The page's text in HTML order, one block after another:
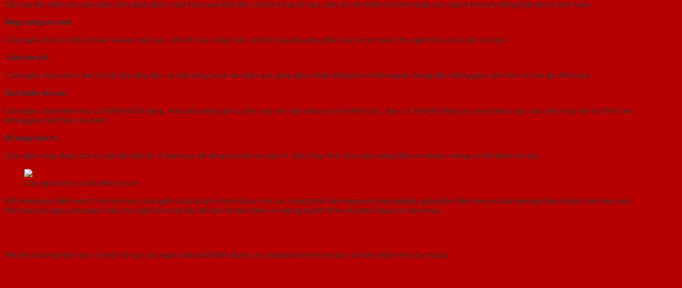
Cấu tạo đặc biệt của cửa ngăn cháy giúp ngăn chặn hiệu quả khói độc và khí nóng lọt qua, bảo vệ sức khỏe và tính mạng con người trong trường hợp xảy ra hỏa hoạn.
Tăng cường an ninh
Cửa ngăn cháy có độ an toàn và bảo mật cao, với kết cấu vững chắc, khó bị cạy phá, góp phần bảo vệ an toàn cho ngôi nhà và tài sản của bạn.
Cách âm tốt
Cửa ngăn cháy được làm từ vật liệu dày dặn, có khả năng cách âm hiệu quả, giúp giảm thiểu tiếng ồn từ bên ngoài, mang đến không gian yên tĩnh và cho gia đình bạn.
Tính thẩm mỹ cao
Cửa ngăn cháy hiện nay có thiết kế đa dạng, mẫu mã phong phú, phù hợp với mọi phong cách kiến trúc. Bạn có thể dễ dàng lựa chọn được loại cửa phù hợp với sở thích và
không gian nội thất của mình.
Dễ dàng bảo trì
Cửa ngăn cháy được làm từ vật liệu bền bỉ, ít bám bụi, dễ dàng vệ sinh và bảo trì. Việc thay thế, sửa chữa cũng diễn ra nhanh chóng và tiết kiệm chi phí.
Cửa ngăn cháy có rất nhiều lợi ích
Với những ưu điểm vượt trội như vậy, cửa ngăn cháy là lựa chọn tối ưu cho các công trình dân dụng và công nghiệp, góp phần đảm bảo an toàn phòng cháy chữa cháy hiệu quả.
Hãy trang bị ngay cửa ngăn cháy cho ngôi nhà của bạn để bảo vệ bản thân và những người thân yêu khỏi nguy cơ hỏa hoạn.
Trên thị trường hiện nay, có một số loại cửa ngăn cháy phổ biến được ưa chuộng bởi tính an toàn và tính thẩm mỹ của chúng: